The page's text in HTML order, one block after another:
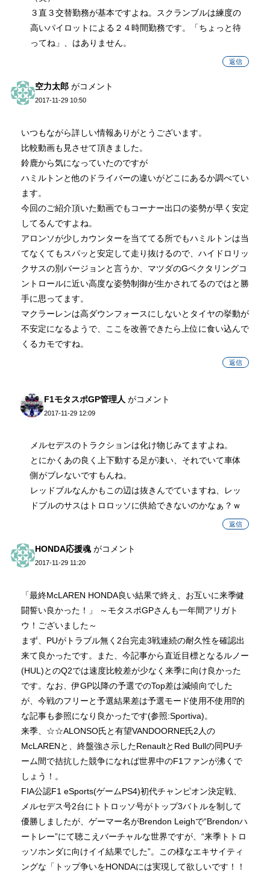
３直３交替勤務が基本ですよね。スクランブルは練度の
高いパイロットによる２４時間勤務です。「ちょっと待
ってね」、はありません。
返信
空力太郎 がコメント
2017-11-29 10:50
いつもながら詳しい情報ありがとうございます。
比較動画も見させて頂きました。
鈴鹿から気になっていたのですが
ハミルトンと他のドライバーの違いがどこにあるか調べてい
ます。
今回のご紹介頂いた動画でもコーナー出口の姿勢が早く安定
してるんですよね。
アロンソが少しカウンターを当ててる所でもハミルトンは当
てなくてもスパッと安定して走り抜けるので、ハイドロリッ
クサスの別バージョンと言うか、マツダのGベクタリングコ
ントロールに近い高度な姿勢制御が生かされてるのではと勝
手に思ってます。
マクラーレンは高ダウンフォースにしないとタイヤの挙動が
不安定になるようで、ここを改善できたら上位に食い込んで
くるカモですね。
返信
F1モタスポGP管理人 がコメント
2017-11-29 12:09
メルセデスのトラクションは化け物じみてますよね。
とにかくあの良く上下動する足が凄い、それでいて車体
側がブレないですもんね。
レッドブルなんかもこの辺は抜きんでていますね、レッ
ドブルのサスはトロロッソに供給できないのかなぁ？ｗ
返信
HONDA応援魂がコメント
2017-11-29 11:20
「最終McLAREN HONDA良い結果で終え、お互いに来季健
闘誓い良かった！」 ～モタスポGPさんも一年間アリガト
ウ！ございました～
まず、PUがトラブル無く2台完走3戦連続の耐久性を確認出
来て良かったです。また、今記事から直近目標となるルノー
(HUL)とのQ2では速度比較差が少なく来季に向け良かった
です。なお、伊GP以降の予選でのTop差は減傾向でした
が、今戦のフリーと予選結果差は予選モード使用不使用⁉︎的
な記事も参照になり良かったです(参照:Sportiva)。
来季、☆☆ALONSO氏と有望VANDOORNE氏2人の
McLARENと、終盤強さ示したRenaultとRed Bullの同PUチ
ーム間で拮抗した競争になれば世界中のF1ファンが沸くで
しょう！。
FIA公認F1 eSports(ゲームPS4)初代チャンピオン決定戦、
メルセデス号2台にトトロッソ号がトップ3バトルを制して
優勝しましたが、ゲーマー名がBrendon Leighで“Brendonハ
ートレー”にて聴こえバーチャルな世界ですが、“来季トトロ
ッソホンダに向けイイ結果でした”。この様なエキサイティ
ングな「トップ争いをHONDAには実現して欲しいです！！